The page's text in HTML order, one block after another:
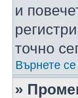
и
точно
Върнете
»